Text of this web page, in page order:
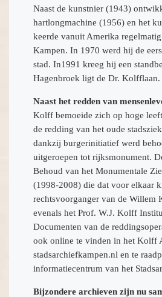
Naast de kunstnier (1943)
hartlongmachine (1956) en het
keerde vanuit Amerika
Kampen. In 1970 werd hij de
stad. In1991 kreeg hij een
Hagenbroek ligt de Dr. Kolfflaan.
Naast het redden van
Kolff bemoeide zich op hoge
de redding van het oude
dankzij burgerinitiatief werd
uitgeroepen tot rijksmonument.
Behoud van het Monumentale
(1998-2008) die dat voor elkaar
rechtsvoorganger van de Willem
evenals het Prof. W.J. Kolff
Documenten van de
ook online te vinden in het Kolff
stadsarchiefkampen.nl en te
informatiecentrum van het
Bijzondere archieven zijn nu